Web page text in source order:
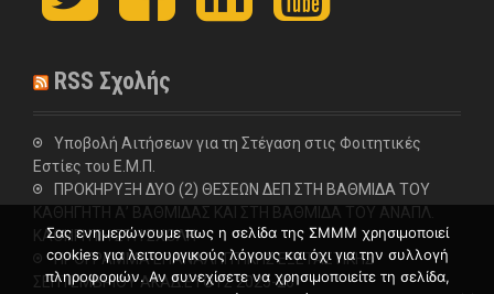
i
e
r
c
o
n
I
u
e
RSS Σχολής
Υποβολή Αιτήσεων για τη Στέγαση στις Φοιτητικές
Εστίες του Ε.Μ.Π.
ΠΡΟΚΗΡΥΞΗ ΔΥΟ (2) ΘΕΣΕΩΝ ΔΕΠ ΣΤΗ ΒΑΘΜΙΔΑ ΤΟΥ
ΚΑΘΗΓΗΤΗ Α’ ΒΑΘΜΙΔΑΣ ΚΑΙ ΣΤΗ ΒΑΘΜΙΔΑ ΤΟΥ ΑΝΑΠΛ.
ΚΑΘΗΓΗΤΗ ΣΤΗ ΣΧΟΛΗ
ΠΡΟΓΡΑΜΜΑ ΕΠΑΝΑΛΗΠΤΙΚΗΣ ΕΞΕΤΑΣΤΙΚΗΣ
ΣΕΠΤΕΜΒΡΙΟΥ ΑΚΑΔ.ΕΤΟΥΣ 2025-26
Σας ενημερώνουμε πως η σελίδα της ΣΜΜΜ χρησιμοποιεί
cookies για λειτουργικούς λόγους και όχι για την συλλογή
πληροφοριών. Αν συνεχίσετε να χρησιμοποιείτε τη σελίδα,